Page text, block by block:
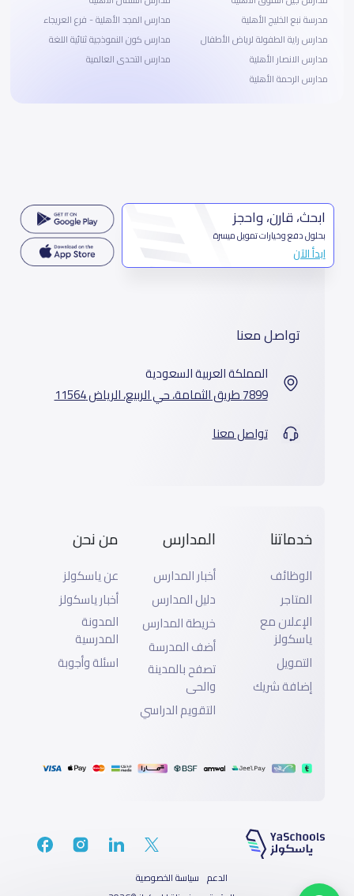
مدرسة نبع الخليج الأهلية
مدارس راية الطفولة لرياض الأطفال
مدارس الانصار الأهلية
مدارس الرحمة الأهلية
مدارس المجد الأهلية - فرع العريجاء
مدارس كون النموذجية ثنائية اللغة
مدارس التحدى العالمية
ابحث، قارن، واحجز
بحلول دفع وخيارات تمويل ميسرة
ابدأ الآن
تواصل معنا
المملكة العربية السعودية
7899 طريق الثمامة، حي الربيع، الرياض 11564
تواصل معنا
خدماتنا
الوظائف
المتاجر
الإعلان مع
ياسكولز
التمويل
إضافة شريك
المدارس
أخبار المدارس
دليل المدارس
خريطة المدارس
أضف المدرسة
تصفح بالمدينة
والحى
التقويم الدراسي
من نحن
عن ياسكولز
أخبار ياسكولز
المدونة
المدرسية
اسئلة وأجوبة
الدعم سياسة الخصوصية